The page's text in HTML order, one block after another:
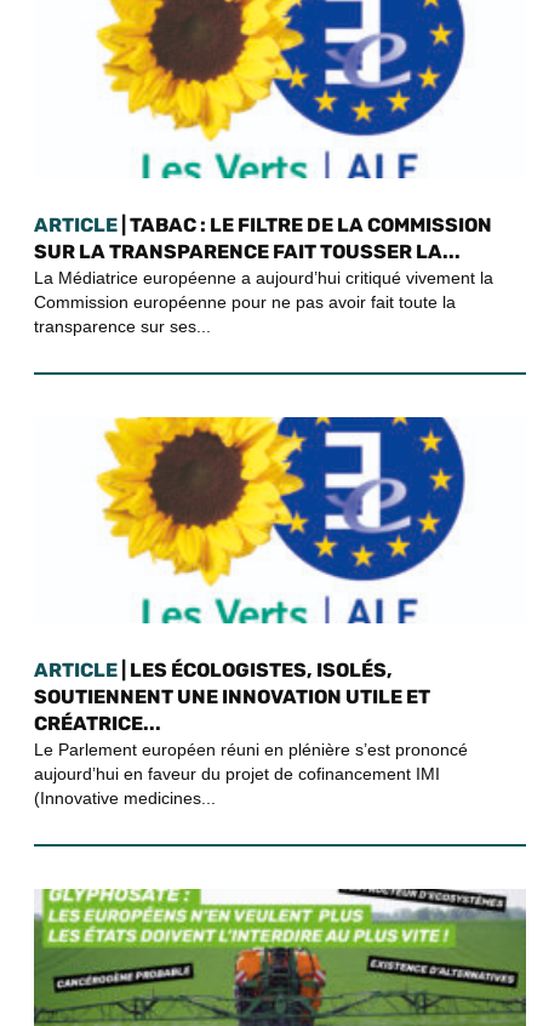
ARTICLE | TABAC : LE FILTRE DE LA COMMISSION
SUR LA TRANSPARENCE FAIT TOUSSER LA...
La Médiatrice européenne a aujourd’hui critiqué vivement la
Commission européenne pour ne pas avoir fait toute la
transparence sur ses...
ARTICLE | LES ÉCOLOGISTES, ISOLÉS,
SOUTIENNENT UNE INNOVATION UTILE ET
CRÉATRICE...
Le Parlement européen réuni en plénière s’est prononcé
aujourd’hui en faveur du projet de cofinancement IMI
(Innovative medicines...